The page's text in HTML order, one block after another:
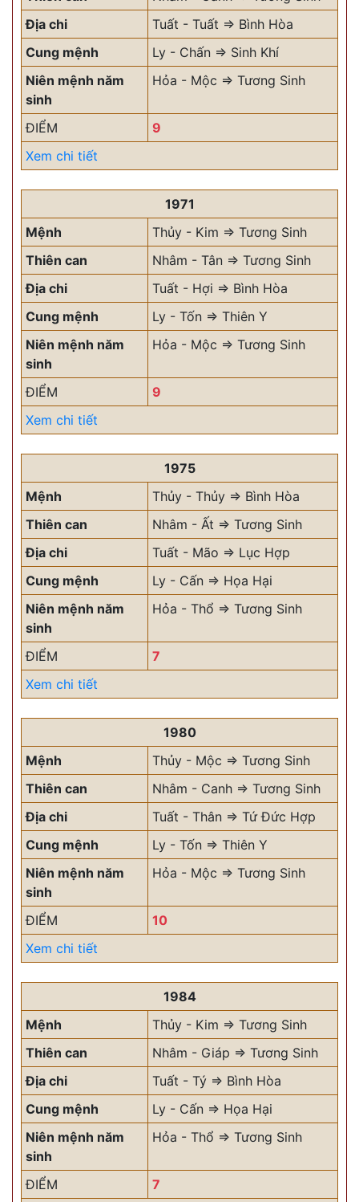
Địa chi
Tuất - Tuất => Bình Hòa
Cung mệnh
Ly - Chấn => Sinh Khí
Niên mệnh năm
sinh
Hỏa - Mộc => Tương Sinh
ĐIỂM
9
Xem chi tiết
1971
Mệnh
Thủy - Kim => Tương Sinh
Thiên can
Nhâm - Tân => Tương Sinh
Địa chi
Tuất - Hợi => Bình Hòa
Cung mệnh
Ly - Tốn => Thiên Y
Niên mệnh năm
sinh
Hỏa - Mộc => Tương Sinh
ĐIỂM
9
Xem chi tiết
1975
Mệnh
Thủy - Thủy => Bình Hòa
Thiên can
Nhâm - Ất => Tương Sinh
Địa chi
Tuất - Mão => Lục Hợp
Cung mệnh
Ly - Cấn => Họa Hại
Niên mệnh năm
sinh
Hỏa - Thổ => Tương Sinh
ĐIỂM
7
Xem chi tiết
1980
Mệnh
Thủy - Mộc => Tương Sinh
Thiên can
Nhâm - Canh => Tương Sinh
Địa chi
Tuất - Thân => Tứ Đức Hợp
Cung mệnh
Ly - Tốn => Thiên Y
Niên mệnh năm
sinh
Hỏa - Mộc => Tương Sinh
ĐIỂM
10
Xem chi tiết
1984
Mệnh
Thủy - Kim => Tương Sinh
Thiên can
Nhâm - Giáp => Tương Sinh
Địa chi
Tuất - Tý => Bình Hòa
Cung mệnh
Ly - Cấn => Họa Hại
Niên mệnh năm
sinh
Hỏa - Thổ => Tương Sinh
ĐIỂM
7